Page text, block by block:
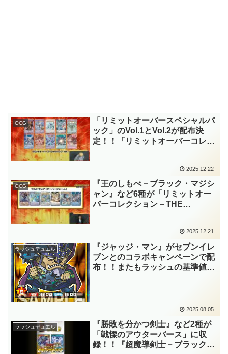
OCG
「リミットオーバースペシャルパ
ック」のVol.1とVol.2が配布決
定！！「リミットオーバーコレク
王龍ズァーク』などにオーバーフ
レームカードが登場です！！【遊
戯王OCG】
2025.12.22
OCG
『王のしもべ－ブラック・マジシ
ャン』など6種が「リミットオー
バーコレクション－THE
仕様が公開！！また、主人公たち
のエースも多数リメイクです！！
【遊戯王OCG】
2025.12.21
ラッシュデュエル
『ジャッジ・マン』がセブンイレ
ブンとのコラボキャンペーンで配
布！！またもラッシュの基準値越
【遊戯王ラッシュデュエル】【遊
戯王OCG】
2025.08.05
ラッシュデュエル
『勝敗を分かつ剣士』など2種が
「戦慄のアウターバース」に収
録！！『超魔導剣士－ブラック・